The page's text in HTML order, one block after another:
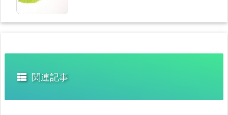
関連記事